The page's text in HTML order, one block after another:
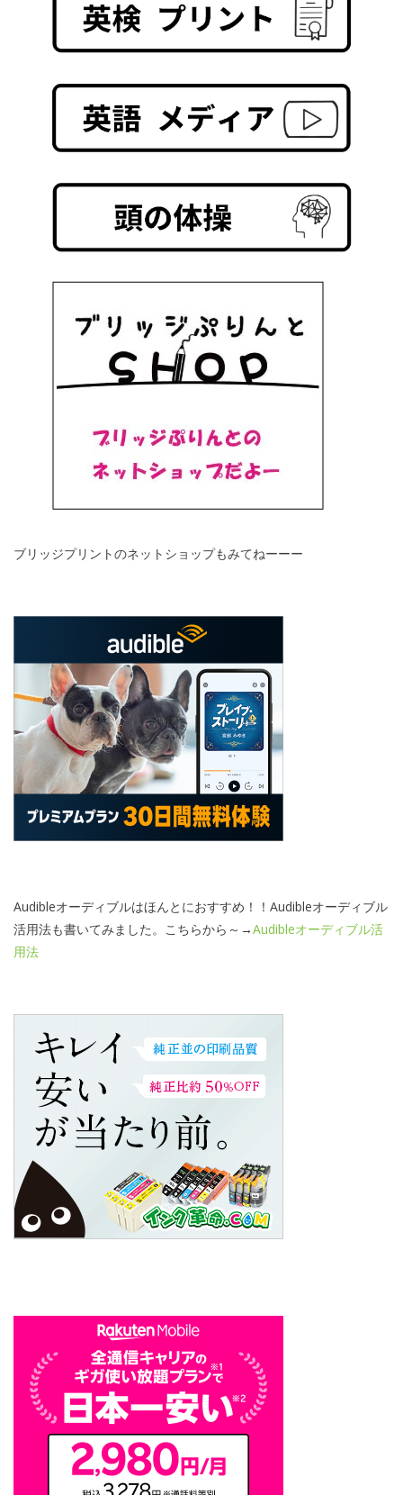
ブリッジプリントのネットショップもみてねーーー
Audibleオーディブルはほんとにおすすめ！！Audibleオーディブル
活用法も書いてみました。こちらから～→Audibleオーディブル活
用法